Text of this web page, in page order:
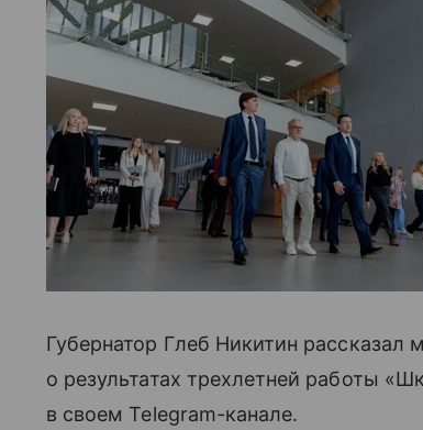
Губернатор Глеб Никитин
о результатах трехлетней работы
в своем Telegram-канале.